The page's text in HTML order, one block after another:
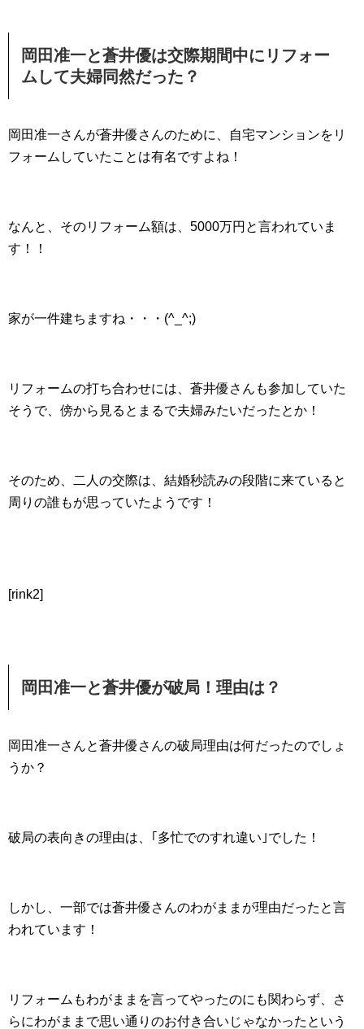
岡田准一と蒼井優は交際期間中にリフォー
ムして夫婦同然だった？
岡田准一さんが蒼井優さんのために、自宅マンションをリ
フォームしていたことは有名ですよね！
なんと、そのリフォーム額は、5000万円と言われていま
す！！
家が一件建ちますね・・・(^_^;)
リフォームの打ち合わせには、蒼井優さんも参加していた
そうで、傍から見るとまるで夫婦みたいだったとか！
そのため、二人の交際は、結婚秒読みの段階に来ていると
周りの誰もが思っていたようです！
[rink2]
岡田准一と蒼井優が破局！理由は？
岡田准一さんと蒼井優さんの破局理由は何だったのでしょ
うか？
破局の表向きの理由は、｢多忙でのすれ違い｣でした！
しかし、一部では蒼井優さんのわがままが理由だったと言
われています！
リフォームもわがままを言ってやったのにも関わらず、さ
らにわがままで思い通りのお付き合いじゃなかったという